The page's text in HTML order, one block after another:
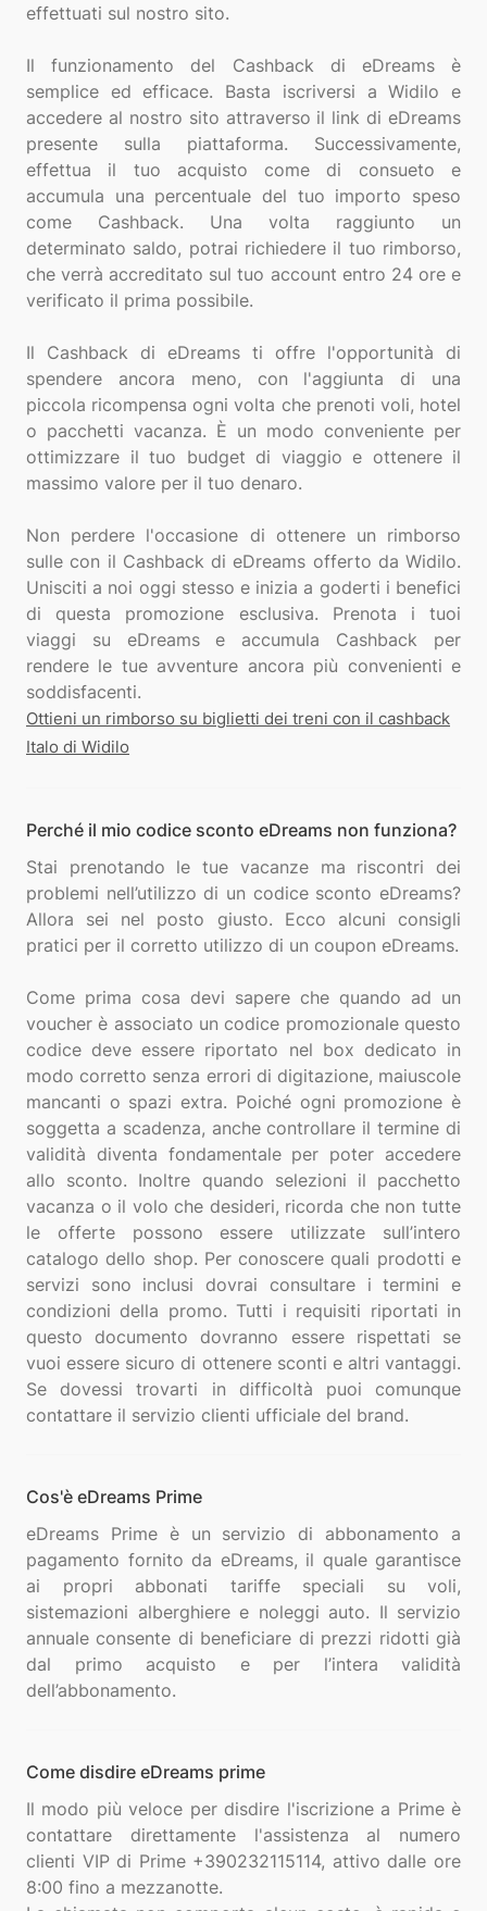
effettuati sul nostro sito.
Il funzionamento del Cashback di eDreams è
semplice ed efficace. Basta iscriversi a Widilo e
accedere al nostro sito attraverso il link di eDreams
presente sulla piattaforma. Successivamente,
effettua il tuo acquisto come di consueto e
accumula una percentuale del tuo importo speso
come Cashback. Una volta raggiunto un
determinato saldo, potrai richiedere il tuo rimborso,
che verrà accreditato sul tuo account entro 24 ore e
verificato il prima possibile.
Il Cashback di eDreams ti offre l'opportunità di
spendere ancora meno, con l'aggiunta di una
piccola ricompensa ogni volta che prenoti voli, hotel
o pacchetti vacanza. È un modo conveniente per
ottimizzare il tuo budget di viaggio e ottenere il
massimo valore per il tuo denaro.
Non perdere l'occasione di ottenere un rimborso
sulle con il Cashback di eDreams offerto da Widilo.
Unisciti a noi oggi stesso e inizia a goderti i benefici
di questa promozione esclusiva. Prenota i tuoi
viaggi su eDreams e accumula Cashback per
rendere le tue avventure ancora più convenienti e
Ottieni un rimborso su biglietti dei treni con il cashback
Italo di Widilo
Perché il mio codice sconto eDreams non funziona?
Stai prenotando le tue vacanze ma riscontri dei
problemi nell’utilizzo di un codice sconto eDreams?
Allora sei nel posto giusto. Ecco alcuni consigli
pratici per il corretto utilizzo di un coupon eDreams.
Come prima cosa devi sapere che quando ad un
voucher è associato un codice promozionale questo
codice deve essere riportato nel box dedicato in
modo corretto senza errori di digitazione, maiuscole
mancanti o spazi extra. Poiché ogni promozione è
soggetta a scadenza, anche controllare il termine di
validità diventa fondamentale per poter accedere
allo sconto. Inoltre quando selezioni il pacchetto
vacanza o il volo che desideri, ricorda che non tutte
le offerte possono essere utilizzate sull’intero
catalogo dello shop. Per conoscere quali prodotti e
servizi sono inclusi dovrai consultare i termini e
condizioni della promo. Tutti i requisiti riportati in
questo documento dovranno essere rispettati se
vuoi essere sicuro di ottenere sconti e altri vantaggi.
Se dovessi trovarti in difficoltà puoi comunque
Cos'è eDreams Prime
eDreams Prime è un servizio di abbonamento a
pagamento fornito da eDreams, il quale garantisce
ai propri abbonati tariffe speciali su voli,
sistemazioni alberghiere e noleggi auto. Il servizio
annuale consente di beneficiare di prezzi ridotti già
dal primo acquisto e per l’intera validità
Come disdire eDreams prime
Il modo più veloce per disdire l'iscrizione a Prime è
contattare direttamente l'assistenza al numero
clienti VIP di Prime +390232115114, attivo dalle ore
8:00 fino a mezzanotte.